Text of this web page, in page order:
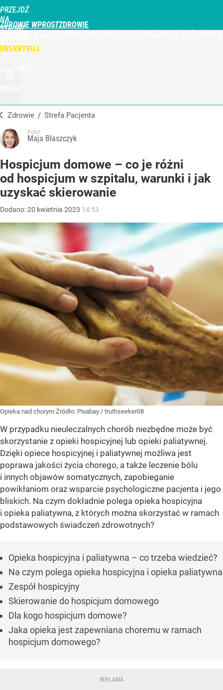
PRZEJDŹ
NA
STRONĘ
WPROST.PL
ZDROWIE WPROST
Zdrowie / Strefa Pacjenta
Autor:
Maja Błaszczyk
Hospicjum domowe – co je różni
od hospicjum w szpitalu, warunki i jak
uzyskać skierowanie
Dodano:20 kwietnia 2023 14:53
Opieka nad chorym Źródło: Pixabay / truthseeker08
W przypadku nieuleczalnych chorób niezbędne może być
skorzystanie z opieki hospicyjnej lub opieki paliatywnej.
Dzięki opiece hospicyjnej i paliatywnej możliwa jest
poprawa jakości życia chorego, a także leczenie bólu
i innych objawów somatycznych, zapobieganie
powikłaniom oraz wsparcie psychologiczne pacjenta i jego
bliskich. Na czym dokładnie polega opieka hospicyjna
i opieka paliatywna, z których można skorzystać w ramach
podstawowych świadczeń zdrowotnych?
Opieka hospicyjna i paliatywna – co trzeba wiedzieć?
Na czym polega opieka hospicyjna i opieka
Zespół hospicyjny
Skierowanie do hospicjum domowego
Dla kogo hospicjum domowe?
Jaka opieka jest zapewniana choremu w ramach
hospicjum domowego?